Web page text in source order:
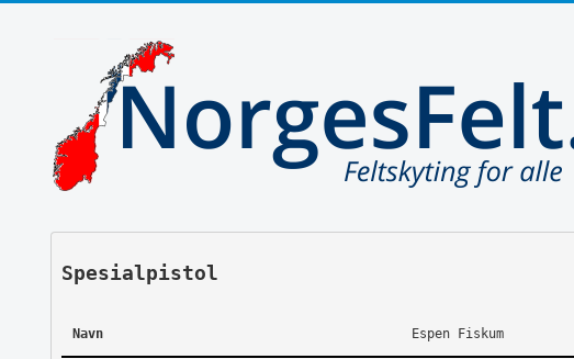
Spesialpistol
Navn Espen Fiskum